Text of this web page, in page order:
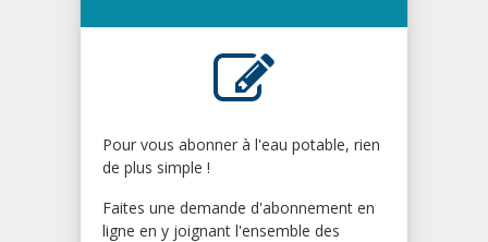
Pour vous abonner à l'eau potable, rien
de plus simple !
Faites une demande d'abonnement en
ligne en y joignant l'ensemble des